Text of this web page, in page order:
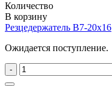
Количество
В корзину
Резцедержатель B7-20x16
Ожидается поступление.
-